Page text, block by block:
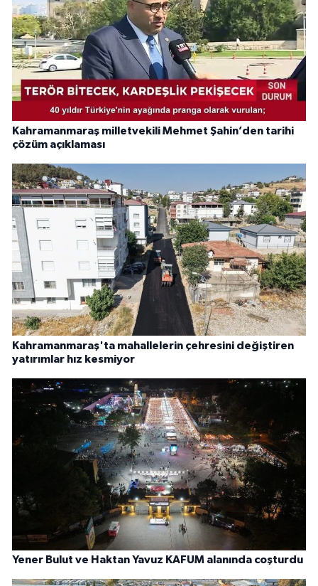
Kahramanmaraş milletvekili Mehmet Şahin’den tarihi
çözüm açıklaması
Kahramanmaraş'ta mahallelerin çehresini değiştiren
yatırımlar hız kesmiyor
Yener Bulut ve Haktan Yavuz KAFUM alanında coşturdu